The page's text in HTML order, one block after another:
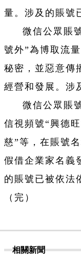
量。涉及的賬號
微信公眾賬
號外”為博取流
秘密，並惡意傳
經營和發展。涉
微信公眾賬
信視頻號“興德
慈”等，在賬號
假借企業家名義
的賬號已被依法
（完）
相關新聞